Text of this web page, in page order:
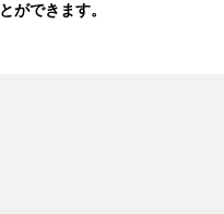
とができます。